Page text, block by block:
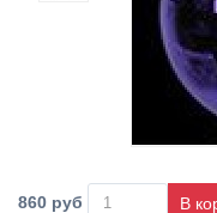
860 руб